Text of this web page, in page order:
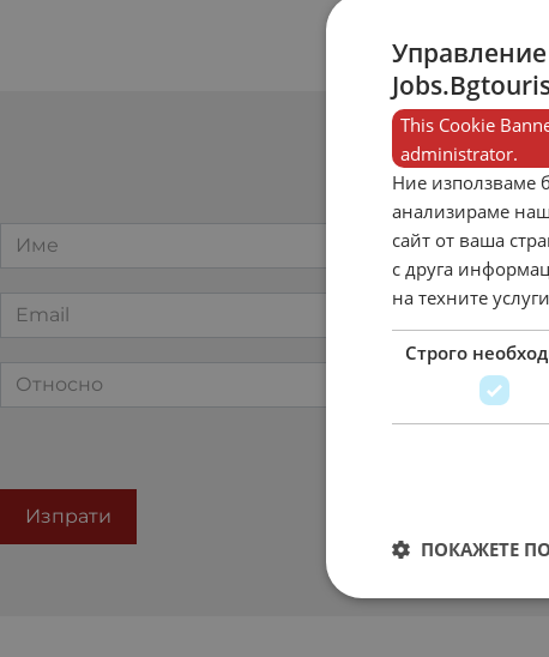
This Cookie
administrator.
Ние използваме
анализираме
сайт от ваша
с друга
на техните
Строго
ПОКАЖЕТЕ